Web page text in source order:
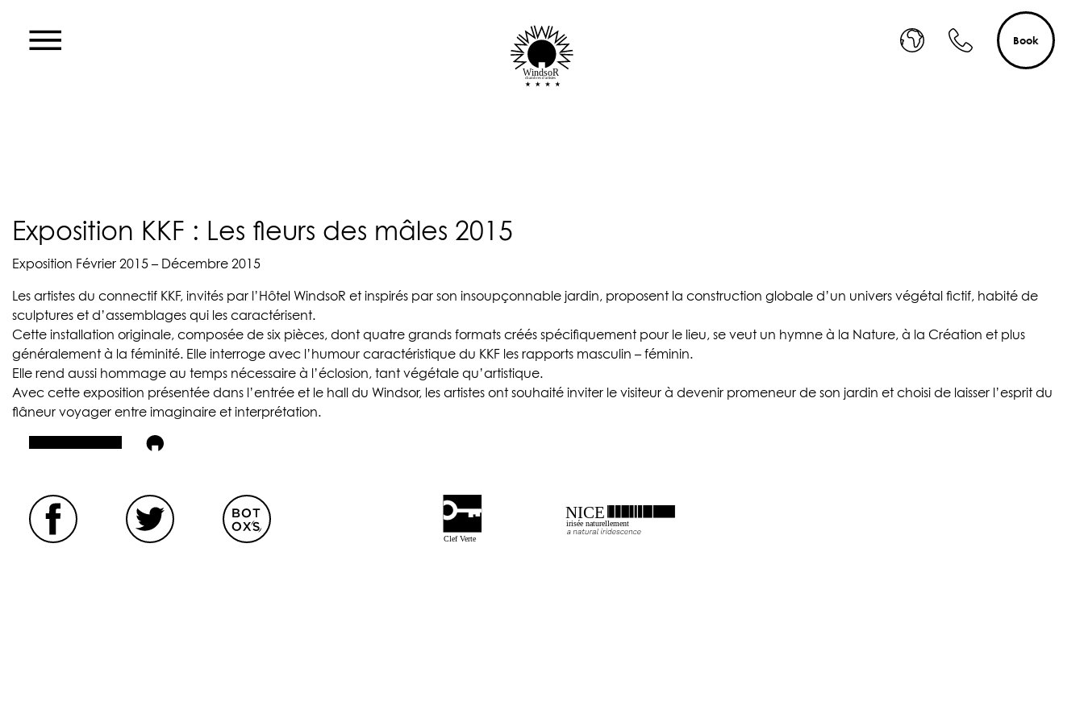
WindsoR
chambres d'artistes
Book
Exposition KKF : Les fleurs des mâles 2015
Exposition Février 2015 – Décembre 2015
Les artistes du connectif KKF, invités par l’Hôtel WindsoR et inspirés par son insoupçonnable jardin, proposent la construction globale d’un univers végétal fictif, habité de
sculptures et d’assemblages qui les caractérisent.
Cette installation originale, composée de six pièces, dont quatre grands formats créés spécifiquement pour le lieu, se veut un hymne à la Nature, à la Création et plus
généralement à la féminité. Elle interroge avec l’humour caractéristique du KKF les rapports masculin – féminin.
Elle rend aussi hommage au temps nécessaire à l’éclosion, tant végétale qu’artistique.
Avec cette exposition présentée dans l’entrée et le hall du Windsor, les artistes ont souhaité inviter le visiteur à devenir promeneur de son jardin et choisi de laisser l’esprit du
flâneur voyager entre imaginaire et interprétation.
Clef Verte
NICE
irisée naturellement